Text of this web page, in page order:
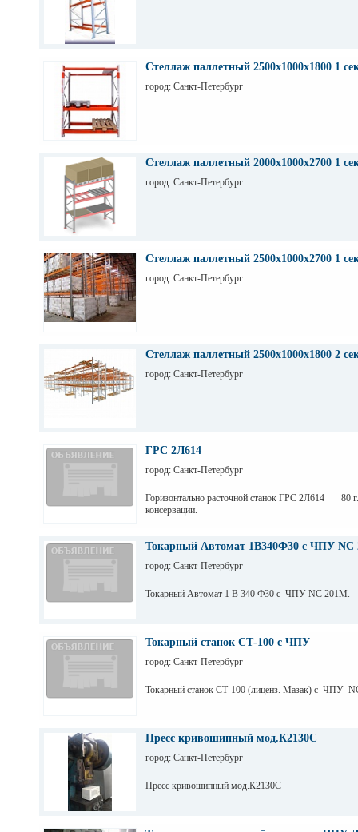
Стеллаж паллетный 2500х1000х1800 1
город: Санкт-Петербург
Стеллаж паллетный 2000х1000х2700 1
город: Санкт-Петербург
Стеллаж паллетный 2500х1000х2700 1
город: Санкт-Петербург
Стеллаж паллетный 2500х1000х1800 2
город: Санкт-Петербург
ГРС 2Л614
город: Санкт-Петербург
Горизонтально расточной станок ГРС 2Л614 80
консервации.
Токарный Автомат 1В340Ф30 с ЧПУ NC
город: Санкт-Петербург
Токарный Автомат 1 В 340 Ф30 с ЧПУ NC 201M.
Токарный станок СТ-100 с ЧПУ
город: Санкт-Петербург
Токарный станок СТ-100 (лиценз. Мазак) с ЧПУ
Пресс кривошипный мод.К2130С
город: Санкт-Петербург
Пресс кривошипный мод.К2130С